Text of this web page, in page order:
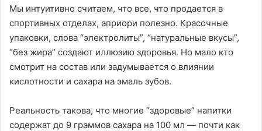
Мы интуитивно считаем, что все, что продается в
спортивных отделах, априори полезно. Красочные
упаковки, слова “электролиты”, “натуральные вкусы”,
“без жира” создают иллюзию здоровья. Но мало кто
смотрит на состав или задумывается о влиянии
кислотности и сахара на эмаль зубов.
Реальность такова, что многие “здоровые” напитки
содержат до 9 граммов сахара на 100 мл — почти как